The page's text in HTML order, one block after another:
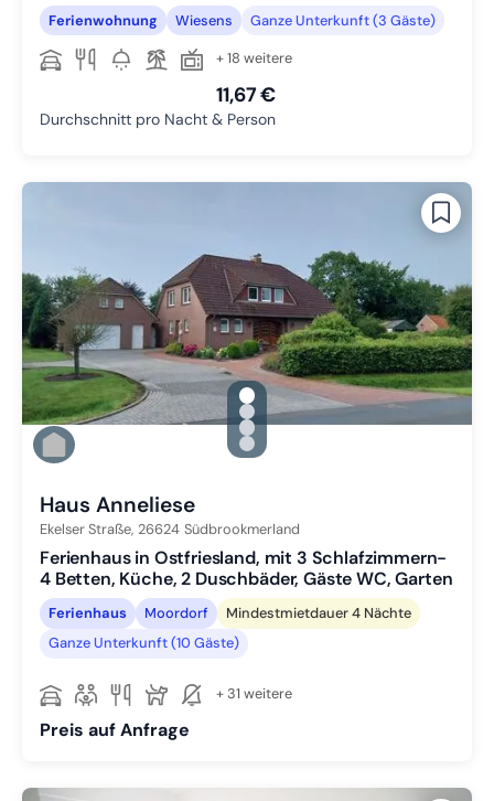
Ferienwohnung Wiesens Ganze Unterkunft (3 Gäste)
+ 18 weitere
11,67 €
Durchschnitt pro Nacht & Person
gallery.slide_selector
Zu Slide 1 wechseln
Zu Slide 2 wechseln
Zu Slide 3 wechseln
Zu Slide 4 wechseln
Haus Anneliese
Ekelser Straße, 26624 Südbrookmerland
Ferienhaus in Ostfriesland, mit 3 Schlafzimmern-
4 Betten, Küche, 2 Duschbäder, Gäste WC, Garten
Ferienhaus Moordorf
Mindestmietdauer 4 Nächte
Ganze Unterkunft (10 Gäste)
+ 31 weitere
Preis auf Anfrage